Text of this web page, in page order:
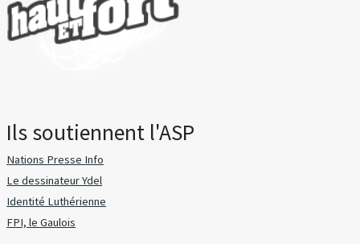
Ils soutiennent l'ASP
Nations Presse Info
Le dessinateur Ydel
Identité Luthérienne
FPI, le Gaulois